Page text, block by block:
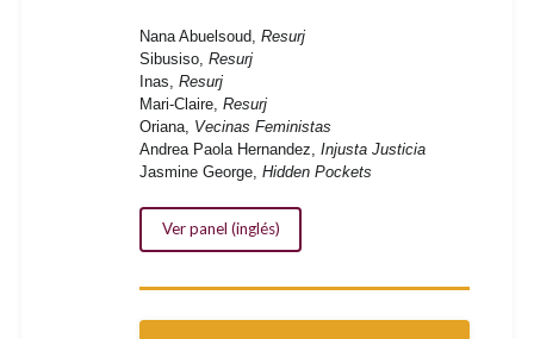
Nana Abuelsoud, Resurj
Sibusiso, Resurj
Inas, Resurj
Mari-Claire, Resurj
Oriana, Vecinas Feministas
Andrea Paola Hernandez, Injusta Justicia
Jasmine George, Hidden Pockets
Ver panel (inglés)